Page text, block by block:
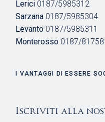
Lerici 0187/5985312
Sarzana 0187/5985304
Levanto 0187/5985311
Monterosso 0187/
I VANTAGGI DI ESSERE
Iscriviti alla